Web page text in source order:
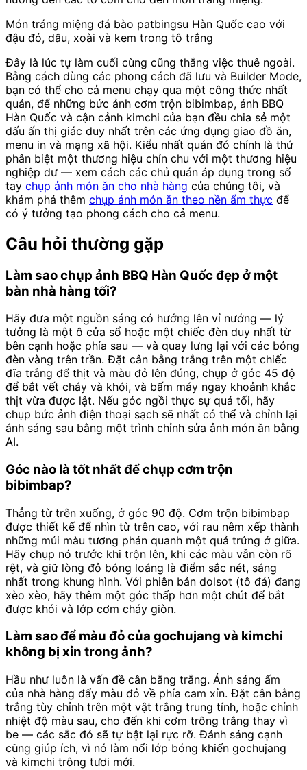
Món tráng miệng đá bào patbingsu Hàn Quốc cao với
đậu đỏ, dâu, xoài và kem trong tô trắng
Đây là lúc tự làm cuối cùng cũng thắng việc thuê ngoài.
Bằng cách dùng các phong cách đã lưu và Builder Mode,
bạn có thể cho cả menu chạy qua một công thức nhất
quán, để những bức ảnh cơm trộn bibimbap, ảnh BBQ
Hàn Quốc và cận cảnh kimchi của bạn đều chia sẻ một
dấu ấn thị giác duy nhất trên các ứng dụng giao đồ ăn,
menu in và mạng xã hội. Kiểu nhất quán đó chính là thứ
phân biệt một thương hiệu chỉn chu với một thương hiệu
nghiệp dư — xem cách các chủ quán áp dụng trong sổ
tay chụp ảnh món ăn cho nhà hàng của chúng tôi, và
khám phá thêm chụp ảnh món ăn theo nền ẩm thực để
có ý tưởng tạo phong cách cho cả menu.
Câu hỏi thường gặp
Làm sao chụp ảnh BBQ Hàn Quốc đẹp ở một
bàn nhà hàng tối?
Hãy đưa một nguồn sáng có hướng lên vỉ nướng — lý
tưởng là một ô cửa sổ hoặc một chiếc đèn duy nhất từ
bên cạnh hoặc phía sau — và quay lưng lại với các bóng
đèn vàng trên trần. Đặt cân bằng trắng trên một chiếc
đĩa trắng để thịt và màu đỏ lên đúng, chụp ở góc 45 độ
để bắt vết cháy và khói, và bấm máy ngay khoảnh khắc
thịt vừa được lật. Nếu góc ngồi thực sự quá tối, hãy
chụp bức ảnh điện thoại sạch sẽ nhất có thể và chỉnh lại
ánh sáng sau bằng một trình chỉnh sửa ảnh món ăn bằng
AI.
Góc nào là tốt nhất để chụp cơm trộn
bibimbap?
Thẳng từ trên xuống, ở góc 90 độ. Cơm trộn bibimbap
được thiết kế để nhìn từ trên cao, với rau nêm xếp thành
những múi màu tương phản quanh một quả trứng ở giữa.
Hãy chụp nó trước khi trộn lên, khi các màu vẫn còn rõ
rệt, và giữ lòng đỏ bóng loáng là điểm sắc nét, sáng
nhất trong khung hình. Với phiên bản dolsot (tô đá) đang
xèo xèo, hãy thêm một góc thấp hơn một chút để bắt
được khói và lớp cơm cháy giòn.
Làm sao để màu đỏ của gochujang và kimchi
không bị xỉn trong ảnh?
Hầu như luôn là vấn đề cân bằng trắng. Ánh sáng ấm
của nhà hàng đẩy màu đỏ về phía cam xỉn. Đặt cân bằng
trắng tùy chỉnh trên một vật trắng trung tính, hoặc chỉnh
nhiệt độ màu sau, cho đến khi cơm trông trắng thay vì
be — các sắc đỏ sẽ tự bật lại rực rỡ. Đánh sáng cạnh
cũng giúp ích, vì nó làm nổi lớp bóng khiến gochujang
và kimchi trông tươi mới.